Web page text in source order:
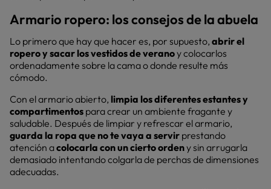
Armario ropero: los consejos de la abuela
Lo primero que hay que hacer es, por supuesto, abrir el
ropero y sacar los vestidos de veranoy colocarlos
ordenadamente sobre la cama o donde resulte más
cómodo.
Con el armario abierto, limpia los diferentes estantes y
compartimentos para crear un ambiente fragante y
saludable. Después de limpiar y refrescar el armario,
guarda la ropa que no te vaya a servir prestando
atención acolocarla con un cierto ordeny sin arrugarla
demasiado intentando colgarla de perchas de dimensiones
adecuadas.